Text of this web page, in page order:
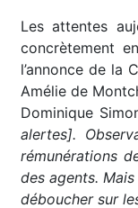
Les attentes
concrètement
l’annonce de la
Amélie de
Dominique
alertes].
rémunérations
des agents.
déboucher sur